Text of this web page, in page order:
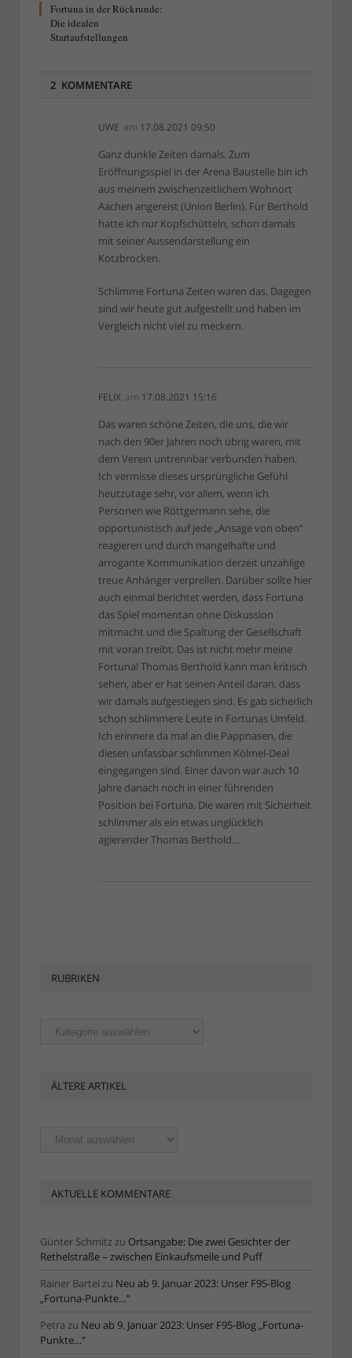
Fortuna in der Rückrunde:
Die idealen
Startaufstellungen
2 KOMMENTARE
UWE am 17.08.2021 09:50
Ganz dunkle Zeiten damals. Zum
Eröffnungsspiel in der Arena Baustelle bin ich
aus meinem zwischenzeitlichem Wohnort
Aachen angereist (Union Berlin). Für Berthold
hatte ich nur Kopfschütteln, schon damals
mit seiner Aussendarstellung ein
Kotzbrocken.
Schlimme Fortuna Zeiten waren das. Dagegen
sind wir heute gut aufgestellt und haben im
Vergleich nicht viel zu meckern.
FELIX am 17.08.2021 15:16
Das waren schöne Zeiten, die uns, die wir
nach den 90er Jahren noch übrig waren, mit
dem Verein untrennbar verbunden haben.
Ich vermisse dieses ursprüngliche Gefühl
heutzutage sehr, vor allem, wenn ich
Personen wie Röttgermann sehe, die
opportunistisch auf jede „Ansage von oben“
reagieren und durch mangelhafte und
arrogante Kommunikation derzeit unzählige
treue Anhänger verprellen. Darüber sollte hier
auch einmal berichtet werden, dass Fortuna
das Spiel momentan ohne Diskussion
mitmacht und die Spaltung der Gesellschaft
mit voran treibt. Das ist nicht mehr meine
Fortuna! Thomas Berthold kann man kritisch
sehen, aber er hat seinen Anteil daran, dass
wir damals aufgestiegen sind. Es gab sicherlich
schon schlimmere Leute in Fortunas Umfeld.
Ich erinnere da mal an die Pappnasen, die
diesen unfassbar schlimmen Kölmel-Deal
eingegangen sind. Einer davon war auch 10
Jahre danach noch in einer führenden
Position bei Fortuna. Die waren mit Sicherheit
schlimmer als ein etwas unglücklich
agierender Thomas Berthold…
RUBRIKEN
Rubriken
ÄLTERE ARTIKEL
Ältere
Artikel
AKTUELLE KOMMENTARE
Günter Schmitz zu Ortsangabe: Die zwei Gesichter der
Rethelstraße – zwischen Einkaufsmeile und Puff
Rainer Bartel zu Neu ab 9. Januar 2023: Unser F95-Blog
„Fortuna-Punkte…“
Petra zu Neu ab 9. Januar 2023: Unser F95-Blog „Fortuna-
Punkte…“